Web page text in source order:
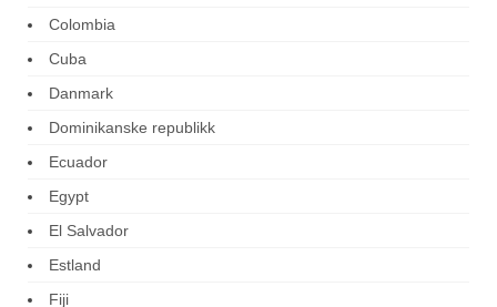
Colombia
Cuba
Danmark
Dominikanske republikk
Ecuador
Egypt
El Salvador
Estland
Fiji